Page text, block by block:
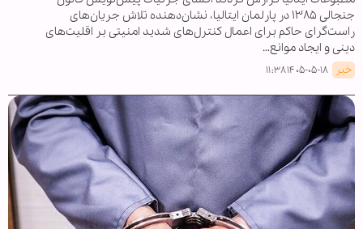
جنجالی ۱۳۸۵ در پارلمان ایتالیا، نشان‌دهنده تلاش جریان‌های
راست‌گرای حاکم برای اعمال کنترل‌های شدید امنیتی بر اقلیت‌های
دینی و ایجاد موانع…
خبر ۱۴۰۵-۰۵-۱۸ ۱۱:۳۸